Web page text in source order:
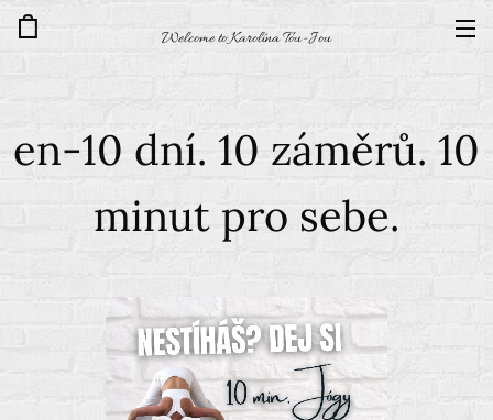
Welcome to Karolína Tou-Jou
en-10 dní. 10 záměrů. 10
minut pro sebe.